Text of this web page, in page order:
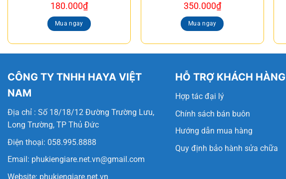
180.000₫
Mua ngay
350.000₫
Mua ngay
CÔNG TY TNHH HAYA VIỆT
NAM
Địa chỉ : Số 18/18/12 Đường Trường Lưu,
Long Trường, TP Thủ Đức
Điện thoại: 058.995.8888
Email: phukiengiare.net.vn@gmail.com
Website: phukiengiare.net.vn
HỖ TRỢ KHÁCH HÀNG
Hợp tác đại lý
Chính sách bán buôn
Hướng dẫn mua hàng
Quy định bảo hành sửa chữa